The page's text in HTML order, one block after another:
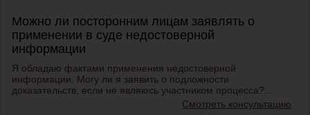
Можно ли посторонним лицам заявлять о
применении в суде недостоверной
информации
Я обладаю фактами применения недостоверной
информации. Могу ли я заявить о подложности
доказательств, если не являюсь участником процесса?...
Смотреть консультацию